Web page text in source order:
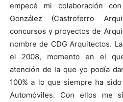
empecé mi colaboración
González (Castroferro
concursos y proyectos de
nombre de CDG Arquitectos.
el 2008, momento en el
atención de la que yo podía
100% a lo que siempre ha
Automóviles. Con ellos me